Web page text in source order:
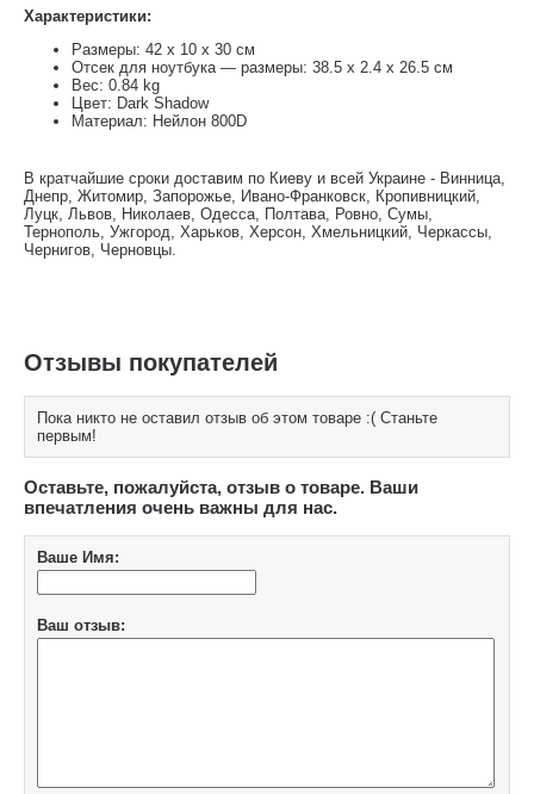
Характеристики:
Размеры: 42 x 10 x 30 см
Отсек для ноутбука — размеры: 38.5 x 2.4 x 26.5 см
Вес: 0.84 kg
Цвет: Dark Shadow
Материал: Нейлон 800D
В кратчайшие сроки доставим по Киеву и всей Украине - Винница,
Днепр, Житомир, Запорожье, Ивано-Франковск, Кропивницкий,
Луцк, Львов, Николаев, Одесса, Полтава, Ровно, Сумы,
Тернополь, Ужгород, Харьков, Херсон, Хмельницкий, Черкассы,
Чернигов, Черновцы.
Отзывы покупателей
Пока никто не оставил отзыв об этом товаре :( Станьте
первым!
Оставьте, пожалуйста, отзыв о товаре. Ваши
впечатления очень важны для нас.
Ваше Имя:
Ваш отзыв: